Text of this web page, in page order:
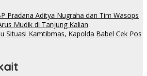
Pradana Aditya Nugraha dan Tim Wasops
Mudik di Tanjung Kalian
Situasi Kamtibmas, Kapolda Babel Cek Pos